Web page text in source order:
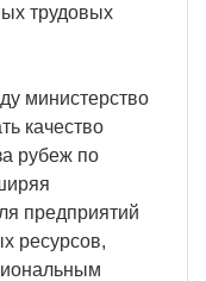
трудовых
министерство
качество
рубеж по
предприятий
ресурсов,